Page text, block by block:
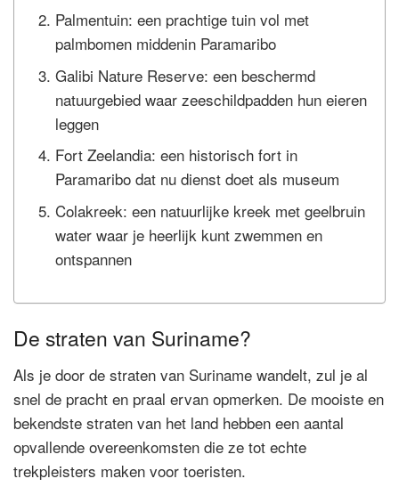
Palmentuin: een prachtige tuin vol met
palmbomen middenin Paramaribo
Galibi Nature Reserve: een beschermd
natuurgebied waar zeeschildpadden hun eieren
leggen
Fort Zeelandia: een historisch fort in
Paramaribo dat nu dienst doet als museum
Colakreek: een natuurlijke kreek met geelbruin
water waar je heerlijk kunt zwemmen en
ontspannen
De straten van Suriname?
Als je door de straten van Suriname wandelt, zul je al
snel de pracht en praal ervan opmerken. De mooiste en
bekendste straten van het land hebben een aantal
opvallende overeenkomsten die ze tot echte
trekpleisters maken voor toeristen.